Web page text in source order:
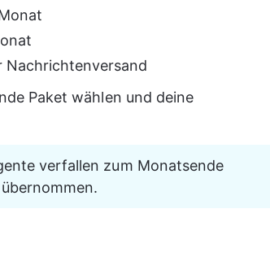
Nachrichtenversand
Paket wählen und deine
verfallen zum Monatsende